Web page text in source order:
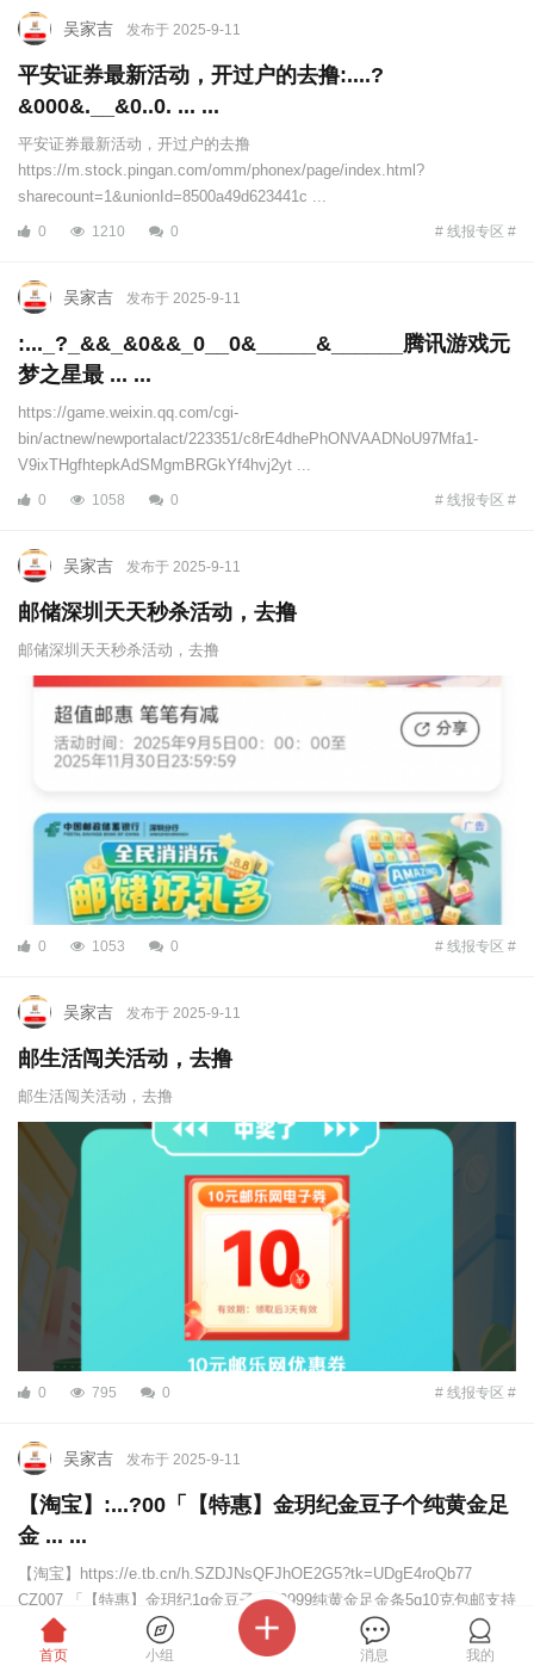
吴家吉 发布于 2025-9-11
平安证券最新活动，开过户的去撸:....?
&000&.__&0..0. ... ...
平安证券最新活动，开过户的去撸
https://m.stock.pingan.com/omm/phonex/page/index.html?
sharecount=1&unionId=8500a49d623441c ...
0 1210 0 # 线报专区 #
吴家吉 发布于 2025-9-11
:..._?_&&_&0&&_0__0&_____&______腾讯游戏元
梦之星最 ... ...
https://game.weixin.qq.com/cgi-
bin/actnew/newportalact/223351/c8rE4dhePhONVAADNoU97Mfa1-
V9ixTHgfhtepkAdSMgmBRGkYf4hvj2yt ...
0 1058 0 # 线报专区 #
吴家吉 发布于 2025-9-11
邮储深圳天天秒杀活动，去撸
邮储深圳天天秒杀活动，去撸
0 1053 0 # 线报专区 #
吴家吉 发布于 2025-9-11
邮生活闯关活动，去撸
邮生活闯关活动，去撸
0 795 0 # 线报专区 #
吴家吉 发布于 2025-9-11
【淘宝】:...?00「【特惠】金玥纪金豆子个纯黄金足
金 ... ...
【淘宝】https://e.tb.cn/h.SZDJNsQFJhOE2G5?tk=UDgE4roQb77
CZ007 「【特惠】金玥纪1g金豆子4个9999纯黄金足金条5g10克包邮支持
首页 小组 消息 我的